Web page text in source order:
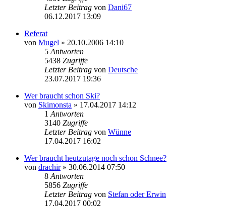
Letzter Beitrag von Dani67
06.12.2017 13:09
Referat
von Mugel » 20.10.2006 14:10
5 Antworten
5438 Zugriffe
Letzter Beitrag von Deutsche
23.07.2017 19:36
Wer braucht schon Ski?
von Skimonsta » 17.04.2017 14:12
1 Antworten
3140 Zugriffe
Letzter Beitrag von Wünne
17.04.2017 16:02
Wer braucht heutzutage noch schon Schnee?
von drachir» 30.06.2014 07:50
8 Antworten
5856 Zugriffe
Letzter Beitrag von Stefan oder Erwin
17.04.2017 00:02